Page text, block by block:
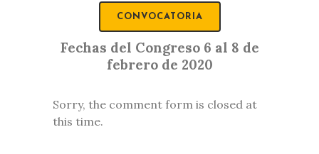
CONVOCATORIA
Fechas del Congreso 6 al 8 de
febrero de 2020
Sorry, the comment form is closed at
this time.